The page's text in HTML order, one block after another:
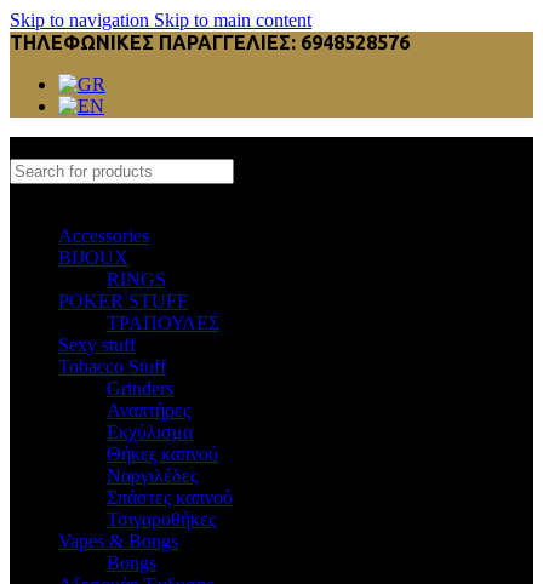
Skip to navigation Skip to main content
ΤΗΛΕΦΩΝΙΚΕΣ ΠΑΡΑΓΓΕΛΙΕΣ: 6948528576
Accessories
BIJOUX
RINGS
POKER STUFF
ΤΡΑΠΟΥΛΕΣ
Sexy stuff
Tobacco Stuff
Grinders
Αναπτήρες
Εκχύλισμα
Θήκες καπνού
Ναργιλέδες
Σπάστες καπνού
Τσιγαροθήκες
Vapes & Bongs
Bongs